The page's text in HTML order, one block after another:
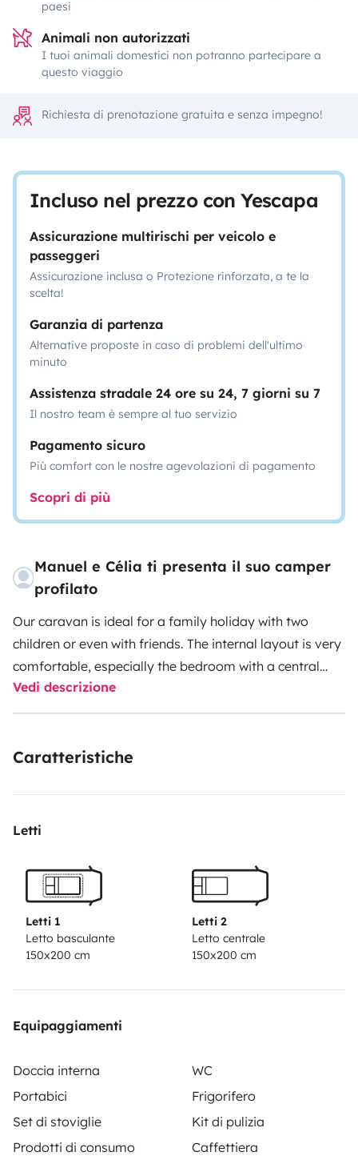
paesi
Animali non autorizzati
I tuoi animali domestici non potranno partecipare a
questo viaggio
Richiesta di prenotazione gratuita e senza impegno!
Incluso nel prezzo con Yescapa
Assicurazione multirischi per veicolo e
passeggeri
Assicurazione inclusa o Protezione rinforzata, a te la
scelta!
Garanzia di partenza
Alternative proposte in caso di problemi dell'ultimo
minuto
Assistenza stradale 24 ore su 24, 7 giorni su 7
Il nostro team è sempre al tuo servizio
Pagamento sicuro
Più comfort con le nostre agevolazioni di pagamento
Scopri di più
Manuel e Célia ti presenta il suo camper
profilato
Our caravan is ideal for a family holiday with two
children or even with friends. The internal layout is very
comfortable, especially the bedroom with a central
bed and a door that isolates the two sleeping spaces.
It is a new vehicle, modern, practical to drive and park.
for 3 weeks and we were fans. We look forward to
close and unique way.
ready to go. If you have any doubts, you can ask the
questions in the travel presentation text. We will
contact you to finalize your order.
Vedi descrizione
Caratteristiche
Letti
Letti 1
Letto basculante
150x200 cm
Letti 2
Letto centrale
150x200 cm
Equipaggiamenti
Doccia interna
WC
Portabici
Frigorifero
Set di stoviglie
Kit di pulizia
Prodotti di consumo
Caffettiera